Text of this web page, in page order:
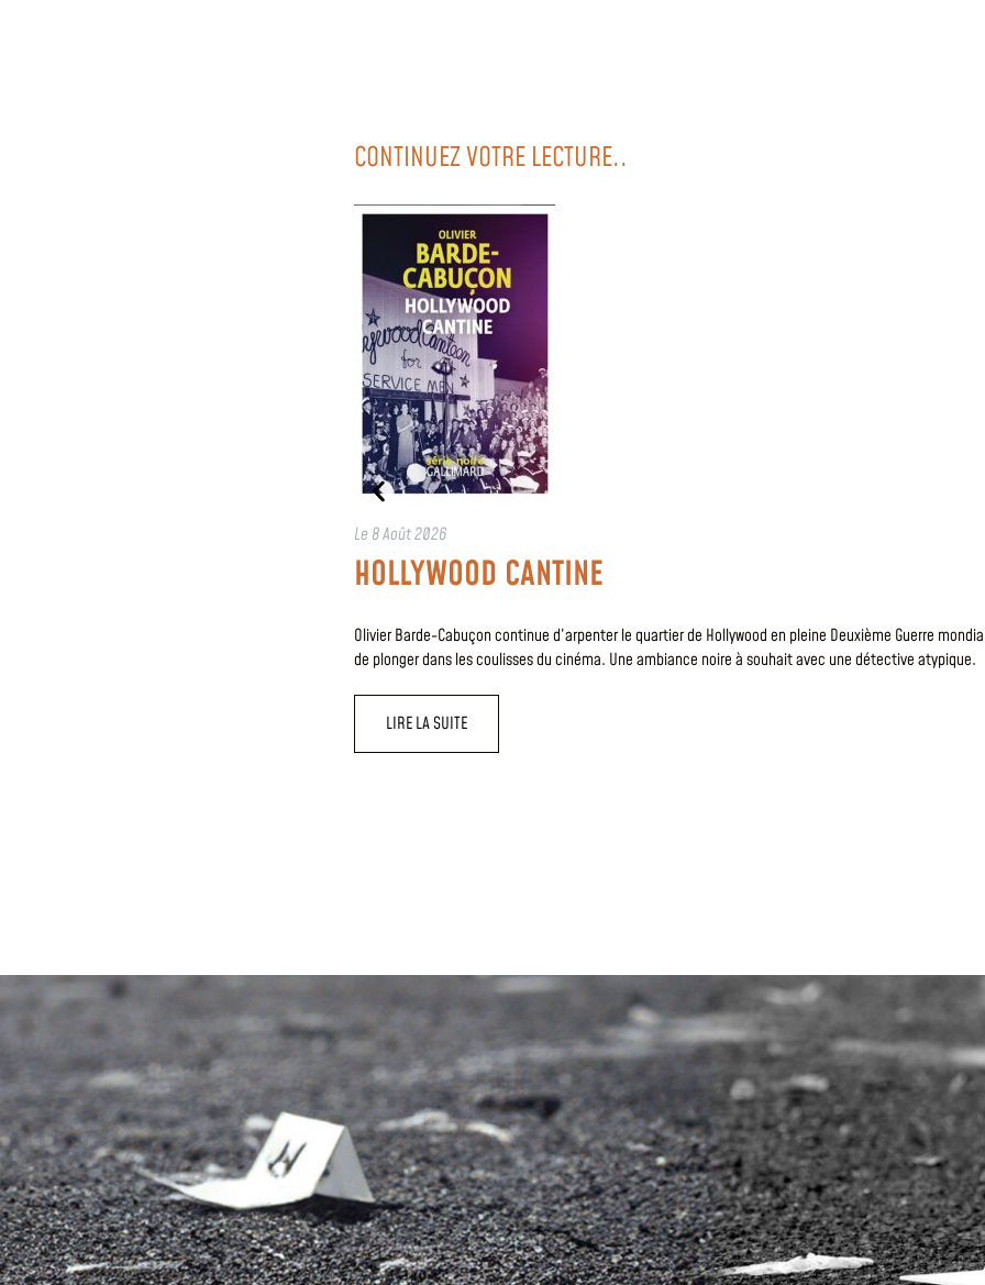
CONTINUEZ VOTRE LECTURE..
Le 8 Août 2026
HOLLYWOOD CANTINE
Olivier Barde-Cabuçon continue d’arpenter le quartier de Hollywood en pleine Deuxième Guerre
de plonger dans les coulisses du cinéma. Une ambiance noire à souhait avec une détective atypique.
LIRE LA SUITE